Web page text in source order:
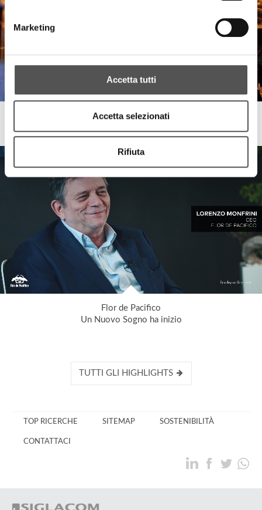
Marketing
Accetta tutti
Accetta selezionati
Rifiuta
1° Flor de Pacifico
Flor de Pacifico
Un Nuovo Sogno ha inizio
TUTTI GLI HIGHLIGHTS
TOP RICERCHE SITEMAP SOSTENIBILITÀ
CONTATTACI